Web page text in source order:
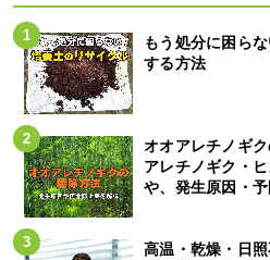
もう処分に困ら
する方法
オオアレチノギ
アレチノギク・
や、発生原因・
高温・乾燥・日